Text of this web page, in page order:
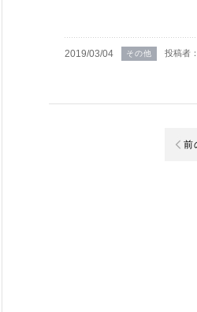
2019/03/04 その他 投稿者
前